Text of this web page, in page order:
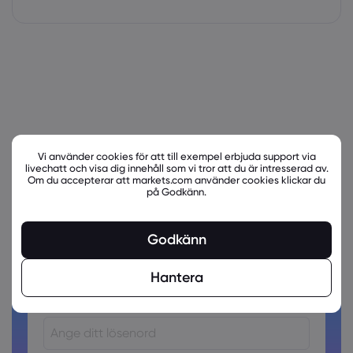
Skapa ett konto!
Vi använder cookies för att till exempel erbjuda support via
livechatt och visa dig innehåll som vi tror att du är intresserad av.
Om du accepterar att markets.com använder cookies klickar du
på Godkänn.
Godkänn
Hantera